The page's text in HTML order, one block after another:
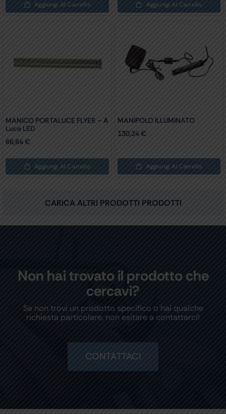
Aggiungi Al Carrello Aggiungi Al Carrello
MANICO PORTALUCE FLYER – A
Luce LED
66,64€
Aggiungi Al Carrello
MANIPOLO ILLUMINATO
130,24€
Aggiungi Al Carrello
CARICA ALTRI PRODOTTI PRODOTTI
Non hai trovato il prodotto che
cercavi?
Se non trovi un prodotto specifico o hai qualche
richiesta particolare, non esitare a contattarci!
CONTATTACI